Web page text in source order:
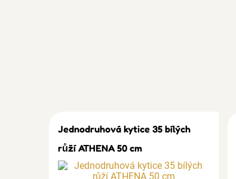
Jednodruhová kytice 35 bílých
růží ATHENA 50 cm